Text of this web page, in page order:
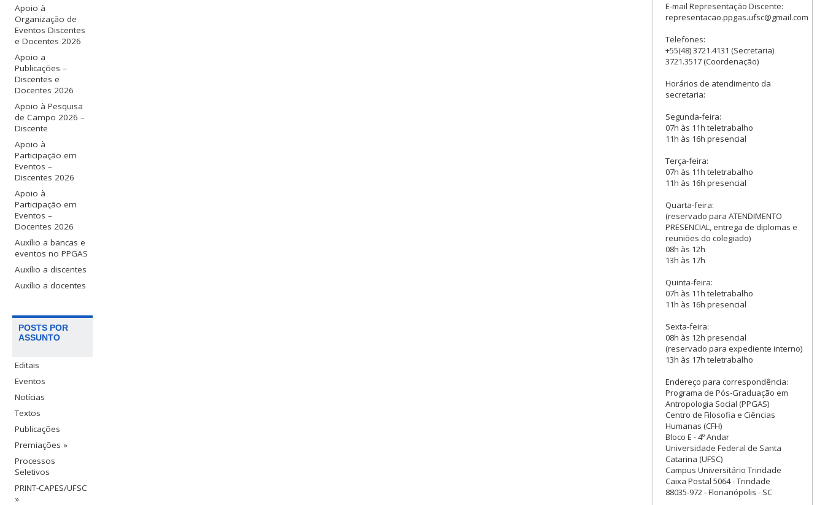
Apoio à
Organização de
Eventos Discentes
e Docentes 2026
Apoio a
Publicações –
Discentes e
Docentes 2026
Apoio à Pesquisa
de Campo 2026 –
Discente
Apoio à
Participação em
Eventos –
Discentes 2026
Apoio à
Participação em
Eventos –
Docentes 2026
Auxílio a bancas e
eventos no PPGAS
Auxílio a discentes
Auxílio a docentes
POSTS POR
ASSUNTO
Editais
Eventos
Notícias
Textos
Publicações
Premiações »
Processos
Seletivos
PRINT-CAPES/UFSC
»
E-mail Representação Discente:
representacao.ppgas.ufsc@gmail.com
Telefones:
+55(48) 3721.4131 (Secretaria)
3721.3517 (Coordenação)
Horários de atendimento da
secretaria:
Segunda-feira:
07h às 11h teletrabalho
11h às 16h presencial
Terça-feira:
07h às 11h teletrabalho
11h às 16h presencial
Quarta-feira:
(reservado para ATENDIMENTO
PRESENCIAL, entrega de diplomas e
reuniões do colegiado)
08h às 12h
13h às 17h
Quinta-feira:
07h às 11h teletrabalho
11h às 16h presencial
Sexta-feira:
08h às 12h presencial
(reservado para expediente interno)
13h às 17h teletrabalho
Endereço para correspondência:
Programa de Pós-Graduação em
Antropologia Social (PPGAS)
Centro de Filosofia e Ciências
Humanas (CFH)
Bloco E - 4º Andar
Universidade Federal de Santa
Catarina (UFSC)
Campus Universitário Trindade
Caixa Postal 5064 - Trindade
88035-972 - Florianópolis - SC